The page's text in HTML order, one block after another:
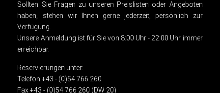
Sollten Sie Fragen zu unseren Preislisten oder Angeboten
haben, stehen wir Ihnen gerne jederzeit, persönlich zur
Verfügung.
Unsere Anmeldung ist für Sie von 8:00 Uhr - 22:00 Uhr immer
erreichbar.
Reservierungen unter:
Telefon +43 - (0)54 766 260
Fax +43 - (0)54 766 260 (DW 20)